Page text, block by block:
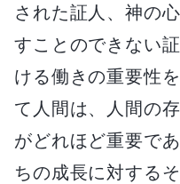
された証人、神の
すことのできない
ける働きの重要性
て人間は、人間の
がどれほど重要で
ちの成長に対する